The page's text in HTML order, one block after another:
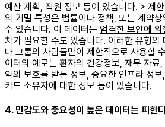
예산 계획, 직원 정보 등이 있습니다. > 제
의 기밀 특성은 법률이나 정책, 또는 계약
수 있습니다. 이 데이터는 엄격한 보안에
차가 필요할 수도 있습니다. 이러한 유형의
나 그룹의 사람들만이 제한적으로 사용할
이터의 예로는 환자의 건강정보, 재무 자료,
약의 보호를 받는 정보, 중요한 인프라 정
카드 소유자에 대한 정보 등이 있습니다. ​
4. 민감도와 중요성이 높은 데이터는 피한